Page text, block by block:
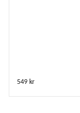
549 kr